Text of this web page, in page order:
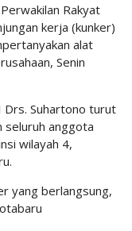
Rakyat
kerja (kunker)
alat
Senin
Drs. Suhartono turut
seluruh anggota
wilayah 4,
yang berlangsung,